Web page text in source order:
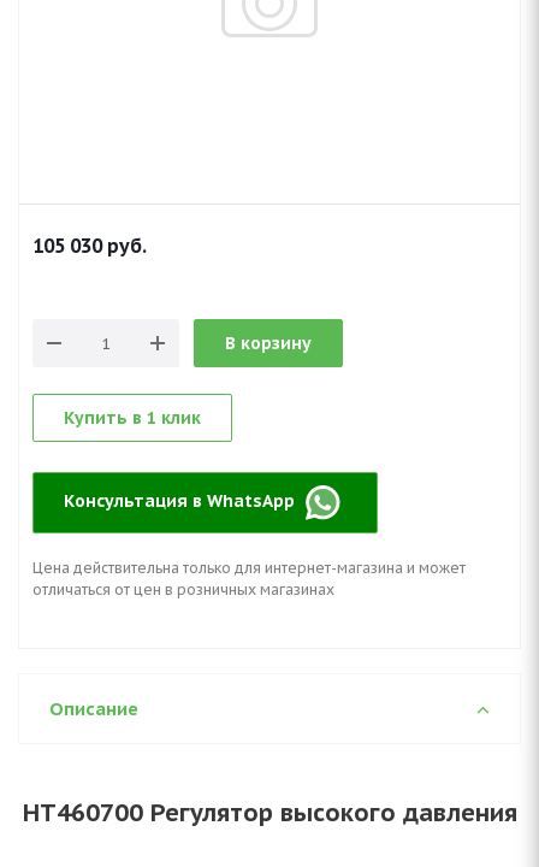
105 030руб.
В корзину
Купить в 1 клик
Консультация в WhatsApp
Цена действительна только для интернет-магазина и может
отличаться от цен в розничных магазинах
Описание
HT460700 Регулятор высокого давления